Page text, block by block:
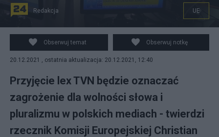
Lex TVN i sprzeciw Brukseli.
Redakcja UE
Obserwuj temat Obserwuj notkę
20.12.2021 , ostatnia aktualizacja: 20.12.2021, 12:40
Przyjęcie lex TVN będzie oznaczać
zagrożenie dla wolności słowa i
pluralizmu w polskich mediach - twierdzi
rzecznik Komisji Europejskiej Christian